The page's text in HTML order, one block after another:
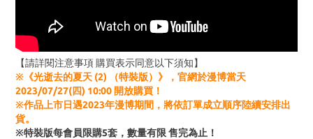
【請詳閱注意事項 購買表示同意以下須知】
※《光逝去的夏天 (2) （特裝版）》，官網於漫博當天
2023/07/27(四) 10:00 開放購買！
※作品上市日遇2023年漫博期間，將依訂單成立順序陸續安排出
貨。
※特裝版每會員限購5套，數量有限 售完為止！